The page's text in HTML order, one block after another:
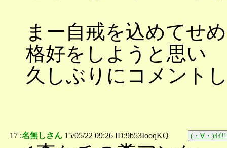
まー自戒を込めてせ
格好をしようと思い
久しぶりにコメント
17 :名無しさん 15/05/22 09:26 ID:9b53IooqKQ (・∀・)ｲｲ!!